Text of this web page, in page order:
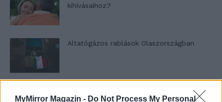
MyMirror Magazin - Do Not Process My Personal
kihívásaihoz?
Altatógázos rablások Olaszországban
A kislány, akit nem védett meg senki –